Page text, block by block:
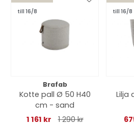
till 16/8
Brafab
Kotte pall Ø 50 H40
cm - sand
1 161 kr
1 290 kr
till 16/8
Lilja